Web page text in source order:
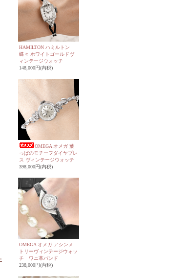
HAMILTON ハミルトン
蝶々 ホワイトゴールドヴ
ィンテージウォッチ
148,000円(内税)
OMEGA オメガ 葉
っぱのモチーフダイヤブレ
ス ヴィンテージウォッチ
398,000円(内税)
OMEGA オメガ アシンメ
トリーヴィンテージウォッ
チ ワニ革バンド
238,000円(内税)